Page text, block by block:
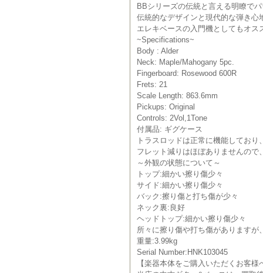
BBシリーズの伝統と言える明瞭で
伝統的なデザインと現代的な弾き
エレキベースの入門機としてもオス
~Specifications~
Body : Alder
Neck: Maple/Mahogany 5pc.
Fingerboard: Rosewood 600R
Frets: 21
Scale Length: 863.6mm
Pickups: Original
Controls: 2Vol,1Tone
付属品: ギグケース
トラスロッドは正常に機能してお
フレット減りはほぼありませんの
～外観の状態について～
トップ:細かい擦り傷少々
サイド:細かい擦り傷少々
バック:擦り傷と打ち傷が少々
ネック裏:良好
ヘッドトップ:細かい擦り傷少々
所々に擦り傷や打ち傷があります
重量:3.99kg
Serial Number:HNK103045
【楽器本体をご購入いただくお客様